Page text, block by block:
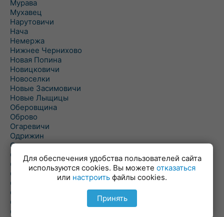
Мурава
Мухавец
Нарутовичи
Нача
Немержа
Нижнее Чернихово
Новая Попина
Новицковичи
Новоселки
Новые Засимовичи
Новые Лыщицы
Оберовщина
Оброво
Огаревичи
Одрижин
Оздамичи
Озяты
Олтуш
Ольманы
Ольпень
Ольшаны
Омельная
Ополь
Для обеспечения удобства пользователей сайта
используются cookies. Вы можете отказаться
или настроить файлы cookies.
Принять